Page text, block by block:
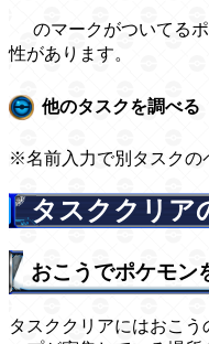
のマークがついてる
性があります。
他のタスクを調べる
※名前入力で別タスクの
タスククリア
おこうでポケモン
タスククリアにはおこ